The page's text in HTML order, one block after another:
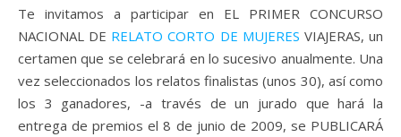
Te invitamos a participar en EL PRIMER CONCURSO
NACIONAL DE RELATO CORTO DE MUJERES VIAJERAS, un
certamen que se celebrará en lo sucesivo anualmente. Una
vez seleccionados los relatos finalistas (unos 30), así como
los 3 ganadores, -a través de un jurado que hará la
entrega de premios el 8 de junio de 2009, se PUBLICARÁ